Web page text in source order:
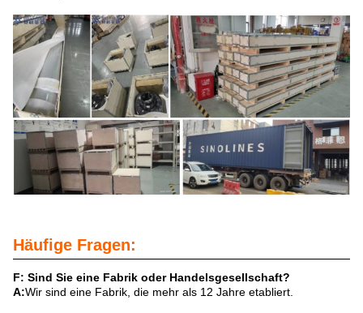
Häufige Fragen:
F: Sind Sie eine Fabrik oder Handelsgesellschaft?
A:Wir sind eine Fabrik, die mehr als 12 Jahre etabliert.